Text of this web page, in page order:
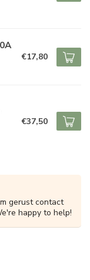
€17,80
€37,50
gerust contact
happy to help!